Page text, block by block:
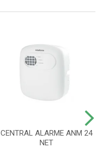
CENTRAL ALARME ANM 24
NET